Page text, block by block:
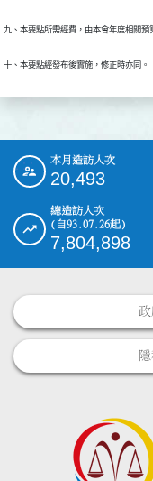
九、本要點所需經費，由本會年度相關預
十、本要點經發布後實施，修正時亦同。
::: 本月造訪人次
20,493
總造訪人次
(自93.07.26起)
7,804,898